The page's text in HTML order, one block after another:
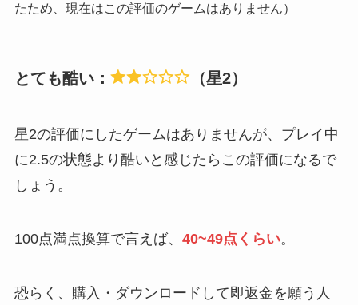
たため、現在はこの評価のゲームはありません）
とても酷い： （星2）
星2の評価にしたゲームはありませんが、プレイ中
に2.5の状態より酷いと感じたらこの評価になるで
しょう。
100点満点換算で言えば、 40~49点くらい。
恐らく、購入・ダウンロードして即返金を願う人